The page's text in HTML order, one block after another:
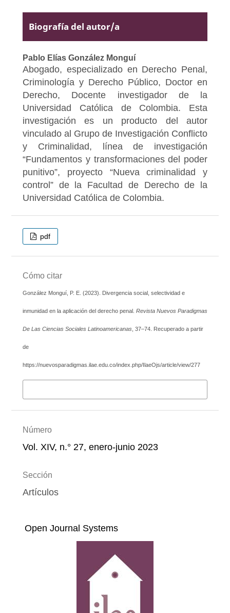
Biografía del autor/a
Pablo Elías González Monguí
Abogado, especializado en Derecho Penal,
Criminología y Derecho Público, Doctor en
Derecho, Docente investigador de la
Universidad Católica de Colombia. Esta
investigación es un producto del autor
vinculado al Grupo de Investigación Conflicto
y Criminalidad, línea de investigación
“Fundamentos y transformaciones del poder
punitivo”, proyecto “Nueva criminalidad y
control” de la Facultad de Derecho de la
Universidad Católica de Colombia.
pdf
Cómo citar
González Monguí, P. E. (2023). Divergencia social, selectividad e
inmunidad en la aplicación del derecho penal. Revista Nuevos Paradigmas
De Las Ciencias Sociales Latinoamericanas, 37–74. Recuperado a partir
de
https://nuevosparadigmas.ilae.edu.co/index.php/IlaeOjs/article/view/277
Número
Vol. XIV, n.° 27, enero-junio 2023
Sección
Artículos
Open Journal Systems